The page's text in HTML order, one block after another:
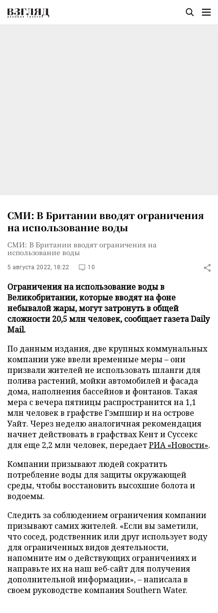
СМИ: В Британии вводят ограничения
на использование воды
СМИ: В Британии вводят ограничения на
использование воды
5 августа 2022, 18:22 10
Ограничения на использование воды в
Великобритании, которые вводят на фоне
небывалой жары, могут затронуть в общей
сложности 20,5 млн человек, сообщает газета Daily
Mail.
По данным издания, две крупных коммунальных
компании уже ввели временные меры – они
призвали жителей не использовать шланги для
полива растений, мойки автомобилей и фасада
дома, наполнения бассейнов и фонтанов. Такая
мера с вечера пятницы распространится на 1,1
млн человек в графстве Гэмпшир и на острове
Уайт. Через неделю аналогичная рекомендация
начнет действовать в графствах Кент и Суссекс
для еще 2,2 млн человек, передаетРИА «Новости».
Компании призывают людей сократить
потребление воды для защиты окружающей
среды, чтобы восстановить высохшие болота и
водоемы.
Следить за соблюдением ограничения компании
призывают самих жителей. «Если вы заметили,
что сосед, родственник или друг использует воду
для ограниченных видов деятельности,
напомните им о действующих ограничениях и
направьте их на наш веб-сайт для получения
дополнительной информации», – написала в
своем руководстве компания Southern Water.